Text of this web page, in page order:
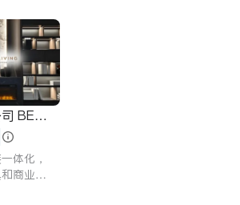
体化，
商业空